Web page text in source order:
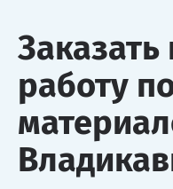
работу